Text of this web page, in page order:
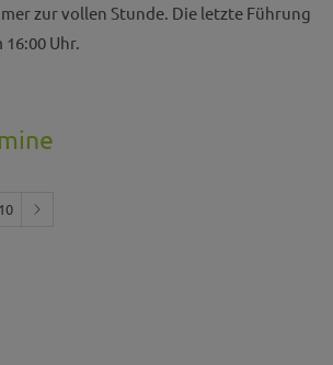
zur vollen Stunde. Die letzte Führung
Uhr.
10